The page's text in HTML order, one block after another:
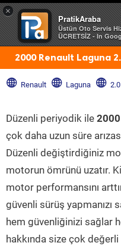
×
PratikAraba
Üstün Oto Servis
ÜCRETSİZ - In
2000 Renault Laguna
Renault Laguna 2.0
Düzenli periyodik ile
çok daha uzun süre
Düzenli değiştirdiğiniz
motorun ömrünü uzatır.
motor performansını
güvenli sürüş yapmanızı
hem güvenliğinizi sağlar
hakkında size çok